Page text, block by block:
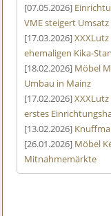
[07.05.2026]
VME steigert Umsatz
[17.03.2026]
ehemaligen Kika-
[18.02.2026] Möbel
Umbau in Mainz
[17.02.2026]
erstes
[13.02.2026]
[26.01.2026] Möbel
Mitnahmemärkte